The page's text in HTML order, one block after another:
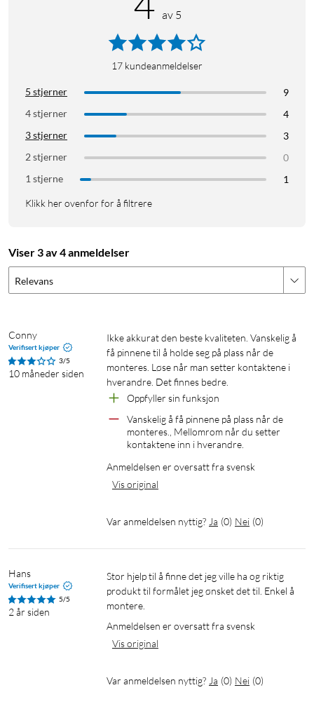
av 5
17 kundeanmeldelser
5 stjerner
9
4 stjerner
4
3 stjerner
3
2 stjerner
0
1 stjerne
1
Klikk her ovenfor for å filtrere
Viser 3 av 4 anmeldelser
Relevans
Conny
Verifisert kjøper
3/5
10 måneder siden
Ikke akkurat den beste kvaliteten. Vanskelig å
få pinnene til å holde seg på plass når de
monteres. Løse når man setter kontaktene i
hverandre. Det finnes bedre.
Oppfyller sin funksjon
Vanskelig å få pinnene på plass når de
monteres., Mellomrom når du setter
kontaktene inn i hverandre.
Anmeldelsen er oversatt fra svensk
Vis original
Var anmeldelsen nyttig? Ja (0) Nei (0)
Hans
Verifisert kjøper
5/5
2 år siden
Stor hjelp til å finne det jeg ville ha og riktig
produkt til formålet jeg ønsket det til. Enkel å
montere.
Anmeldelsen er oversatt fra svensk
Vis original
Var anmeldelsen nyttig? Ja (0) Nei (0)